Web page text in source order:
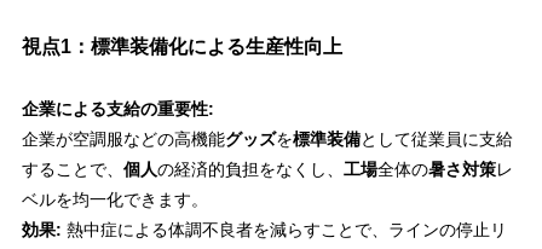
視点1：標準装備化による生産性向上
企業による支給の重要性:
企業が空調服などの高機能グッズを標準装備として従業員に支給
することで、 個人の経済的負担をなくし、 工場全体の暑さ対策レ
ベルを均一化できます。
効果: 熱中症による体調不良者を減らすことで、ラインの停止リ